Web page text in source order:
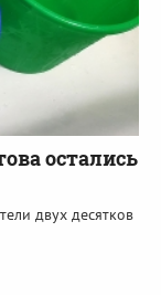
остались
двух десятков